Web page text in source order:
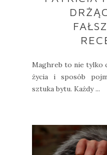
Maghreb to nie tylko
życia i sposób
sztuka bytu. Każdy ...